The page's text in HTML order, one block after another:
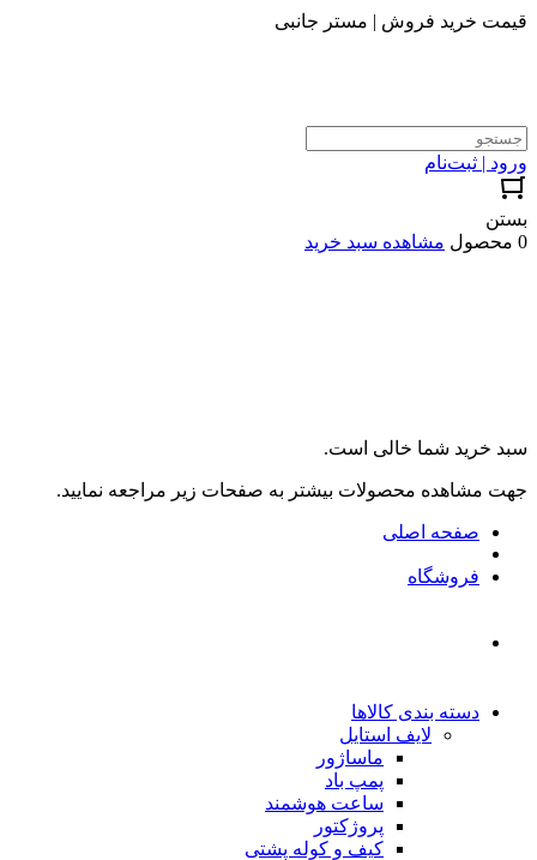
قیمت خرید فروش | مستر جانبی
ورود | ثبت‌نام
بستن
0 محصول
مشاهده سبد خرید
سبد خرید شما خالی است.
جهت مشاهده محصولات بیشتر به صفحات زیر مراجعه نمایید.
صفحه اصلی
فروشگاه
دسته بندی کالاها
لایف استایل
ماساژور
پمپ باد
ساعت هوشمند
پروژکتور
کیف و کوله پشتی